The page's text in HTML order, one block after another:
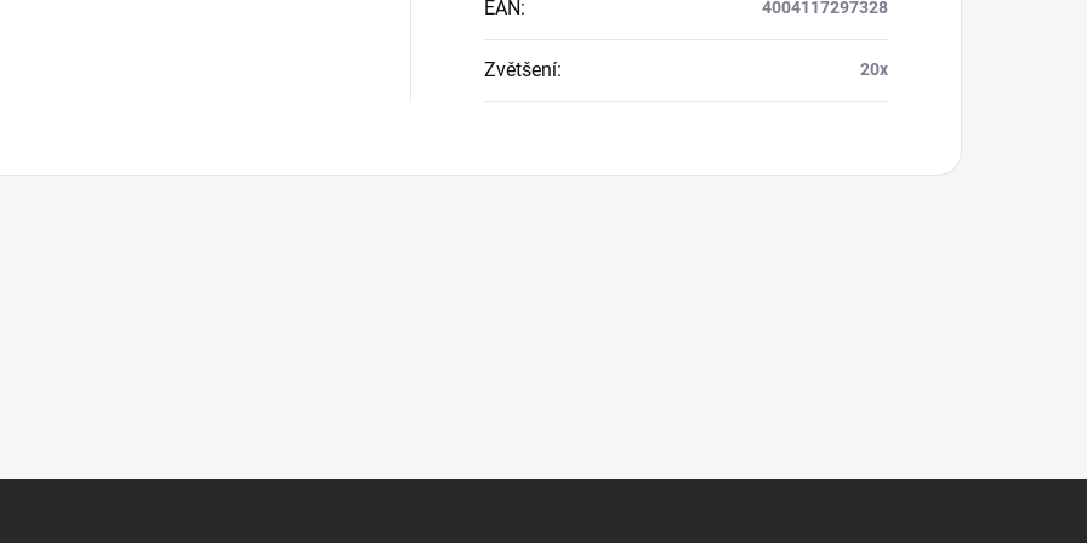
EAN: 4004117297328
Zvětšení: 20x